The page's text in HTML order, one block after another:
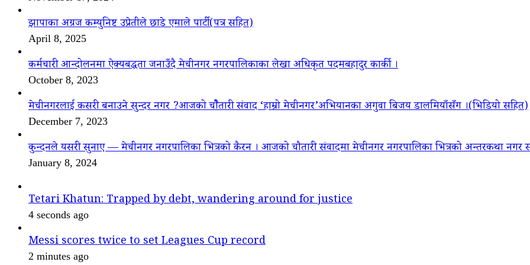
झापाका अग्रज कम्युनिष्ट उप्रेतीले छाडे एमाले पार्टी(पत्र सहित)
April 8, 2025
कर्मचारी आन्दोलनमा ऐक्यबद्धता जनाउँदै मेचीनगर नगरपालिकाका लेखा अधिकृत पदमबहादुर कार्की ।
October 8, 2023
मेचीनगरलाई कसरी बनाउने सुन्दर नगर ?आजको चौैतारी संवाद ‘हाम्रो मेचीनगर’अभियानका अगुवा बिजय डालमियाँसँग ।(भिडियो सहित)
December 7, 2023
कुन्दनले यसरी सुनाए — मेचीनगर नगरपालिका भित्रको कैरन । आजको चौतारी संवादमा मेचीनगर नगरपालिका भित्रको अन्तरकथा नगर
January 8, 2024
Tetari Khatun: Trapped by debt, wandering around for justice
4 seconds ago
Messi scores twice to set Leagues Cup record
2 minutes ago